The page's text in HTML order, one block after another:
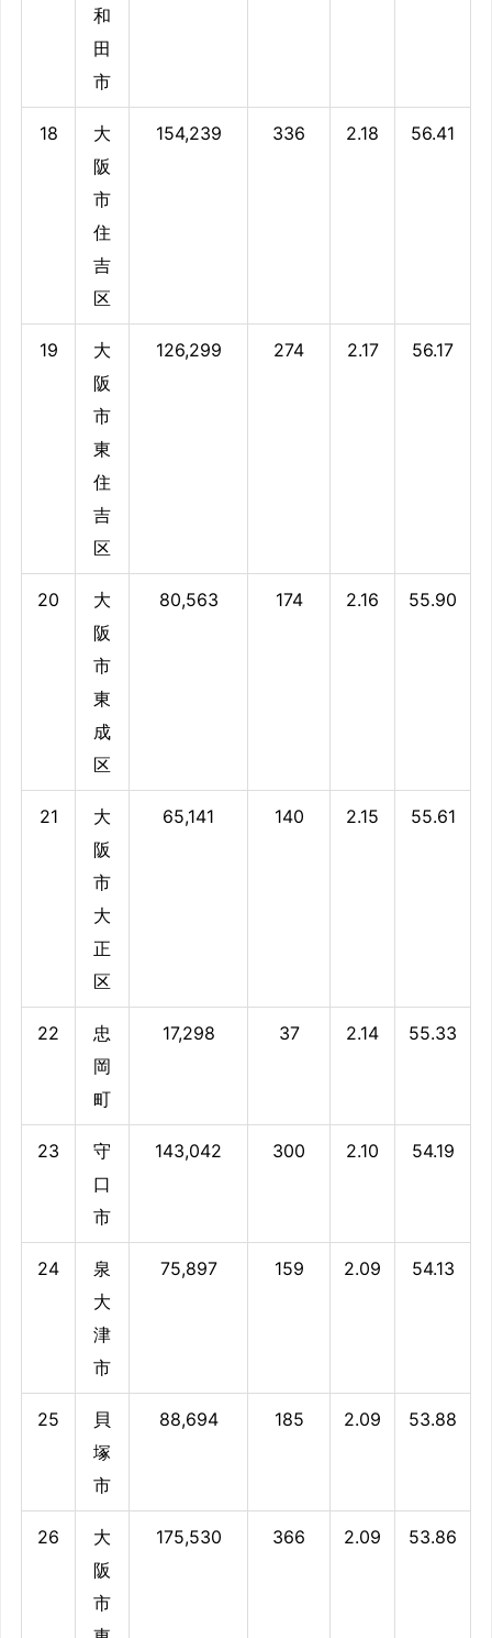
和
田
市
18
大
阪
市
住
吉
区
154,239 336 2.18 56.41
19
大
阪
市
東
住
吉
区
126,299 274 2.17 56.17
20
大
阪
市
東
成
区
80,563 174 2.16 55.90
21
大
阪
市
大
正
区
65,141 140 2.15 55.61
22
忠
岡
町
17,298 37 2.14 55.33
23
守
口
市
143,042 300 2.10 54.19
24
泉
大
津
市
75,897 159 2.09 54.13
25
貝
塚
市
88,694 185 2.09 53.88
26
大
阪
市
175,530 366 2.09 53.86